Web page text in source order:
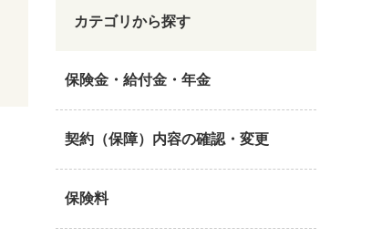
カテゴリから探す
保険金・給付金・年金
契約（保障）内容の確認・変更
保険料